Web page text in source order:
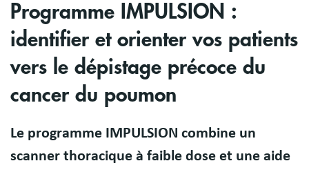
Programme IMPULSION :
identifier et orienter vos patients
vers le dépistage précoce du
cancer du poumon
Le programme IMPULSION combine un
scanner thoracique à faible dose et une aide